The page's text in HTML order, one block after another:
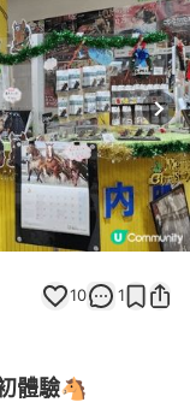
10 1
體驗🐴